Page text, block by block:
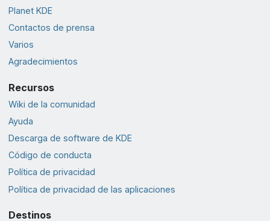
Planet KDE
Contactos de prensa
Varios
Agradecimientos
Recursos
Wiki de la comunidad
Ayuda
Descarga de software de KDE
Código de conducta
Política de privacidad
Política de privacidad de las aplicaciones
Destinos